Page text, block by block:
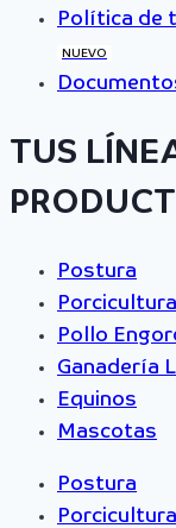
Política de
NUEVO
TUS
Postura
Porcicultura
Pollo
Ganadería
Equinos
Mascotas
Postura
Porcicultura